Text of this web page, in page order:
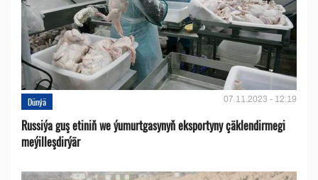
Dünýä 07.11.2023 - 12:19
Russiýa guş etiniň we ýumurtgasynyň eksportyny çäklendirmegi
meýilleşdirýär